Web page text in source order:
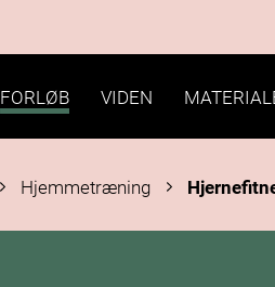
Hjemmetræning
FORLØB VIDEN